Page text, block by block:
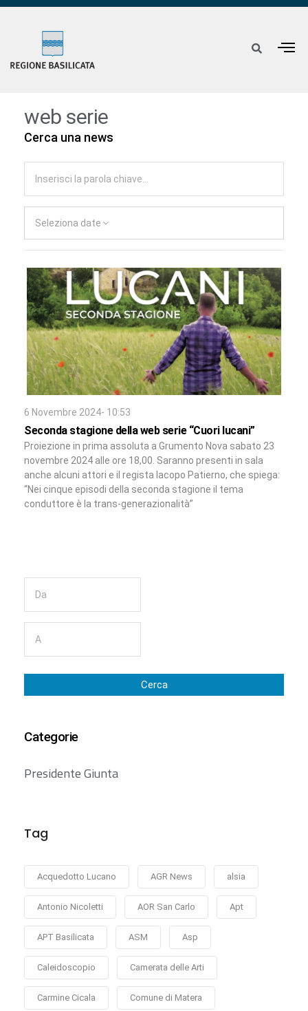
web serie
Cerca una news
Seleziona date
6 Novembre 2024- 10:53
Seconda stagione della web serie “Cuori lucani”
Proiezione in prima assoluta a Grumento Nova sabato 23
novembre 2024 alle ore 18,00. Saranno presenti in sala
anche alcuni attori e il regista Iacopo Patierno, che spiega:
“Nei cinque episodi della seconda stagione il tema
conduttore è la trans-generazionalità”
Cerca
Categorie
Presidente Giunta
Tag
Acquedotto Lucano AGR News alsia
Antonio Nicoletti AOR San Carlo Apt
APT Basilicata ASM Asp
Caleidoscopio Camerata delle Arti
Carmine Cicala Comune di Matera